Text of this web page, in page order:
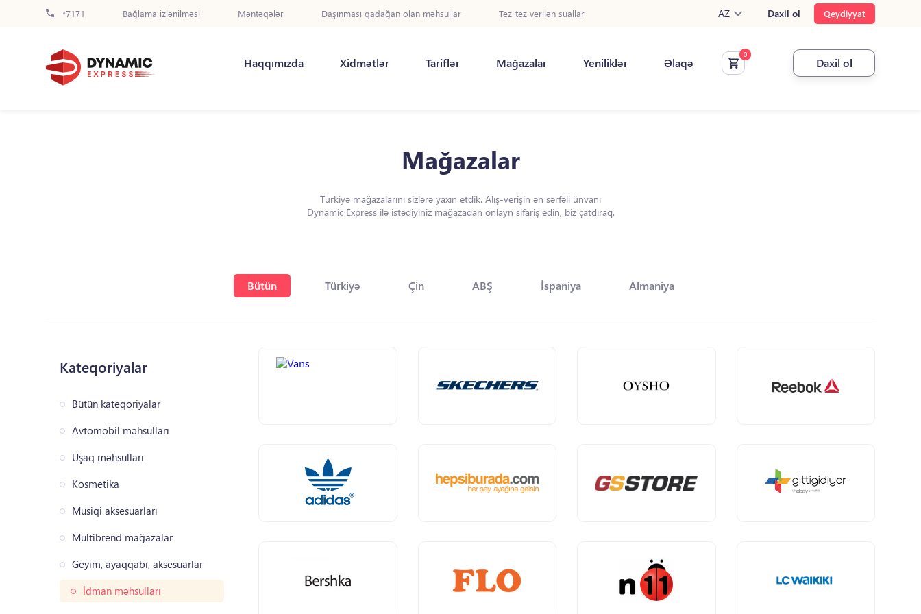
*7171 Bağlama izlənilməsi Məntəqələr Daşınması qadağan olan məhsullar Tez-tez verilən suallar AZ Daxil ol Qeydiyyat
Haqqımızda Xidmətlər Tariflər Mağazalar Yeniliklər Əlaqə Daxil ol
Mağazalar
Türkiyə mağazalarını sizlərə yaxın etdik. Alış-verişin ən sərfəli ünvanı
Dynamic Express ilə istədiyiniz mağazadan onlayn sifariş edin, biz çatdıraq.
Bütün Türkiyə Çin ABŞ İspaniya Almaniya
Kateqoriyalar
Bütün kateqoriyalar
Avtomobil məhsulları
Uşaq məhsulları
Kosmetika
Musiqi aksesuarları
Multibrend mağazalar
Geyim, ayaqqabı, aksesuarlar
İdman məhsulları